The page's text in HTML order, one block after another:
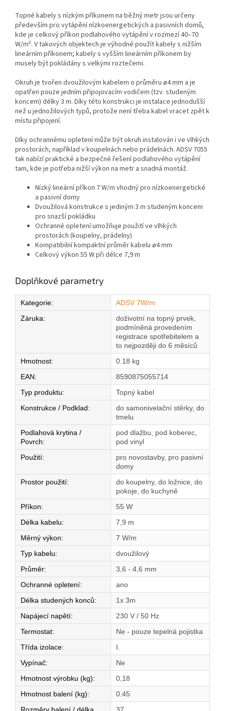
Topné kabely s nízkým příkonem na běžný metr jsou určeny
především pro vytápění nízkoenergetických a pasivních domů,
kde je celkový příkon podlahového vytápění v rozmezí 40–70
W/m². V takových objektech je výhodné použít kabely s nižším
lineárním příkonem; kabely s vyšším lineárním příkonem by
musely být pokládány s velkými roztečemi.
Okruh je tvořen dvoužilovým kabelem o průměru ø4 mm a je
opatřen pouze jedním připojovacím vodičem (tzv. studeným
koncem) délky 3 m. Díky této konstrukci je instalace jednodušší
než u jednožilových typů, protože není třeba kabel vracet zpět k
místu připojení.
Díky ochrannému opletení může být okruh instalován i ve vlhkých
prostorách, například v koupelnách nebo prádelnách. ADSV 7055
tak nabízí praktické a bezpečné řešení podlahového vytápění
tam, kde je potřeba nižší výkon na metr a snadná montáž.
Nízký lineární příkon 7 W/m vhodný pro nízkoenergetické
a pasivní domy
Dvoužilová konstrukce s jediným 3 m studeným koncem
pro snazší pokládku
Ochranné opletení umožňuje použití ve vlhkých
prostorách (koupelny, prádelny)
Kompatibilní kompaktní průměr kabelu ø4 mm
Celkový výkon 55 W při délce 7,9 m
Doplňkové parametry
Kategorie:
ADSV 7W/m
Záruka:
doživotní na topný prvek,
podmíněná provedením
registrace spotřebitelem a
to nejpozději do 6 měsíců
Hmotnost:
0.18 kg
EAN:
8590875055714
Typ produktu:
Topný kabel
Konstrukce / Podklad:
do samonivelační stěrky, do
tmelu
Podlahová krytina /
Povrch:
pod dlažbu, pod koberec,
pod vinyl
Použití:
pro novostavby, pro pasivní
domy
Prostor použití:
do koupelny, do ložnice, do
pokoje, do kuchyně
Příkon:
55 W
Délka kabelu:
7,9 m
Měrný výkon:
7 W/m
Typ kabelu:
dvoužilový
Průměr:
3,6 - 4,6 mm
Ochranné opletení:
ano
Délka studených konců:
1x 3m
Napájecí napětí:
230 V / 50 Hz
Termostat:
Ne - pouze tepelná pojistka
Třída izolace:
I.
Vypínač:
Ne
Hmotnost výrobku (kg):
0,18
Hmotnost balení (kg):
0.45